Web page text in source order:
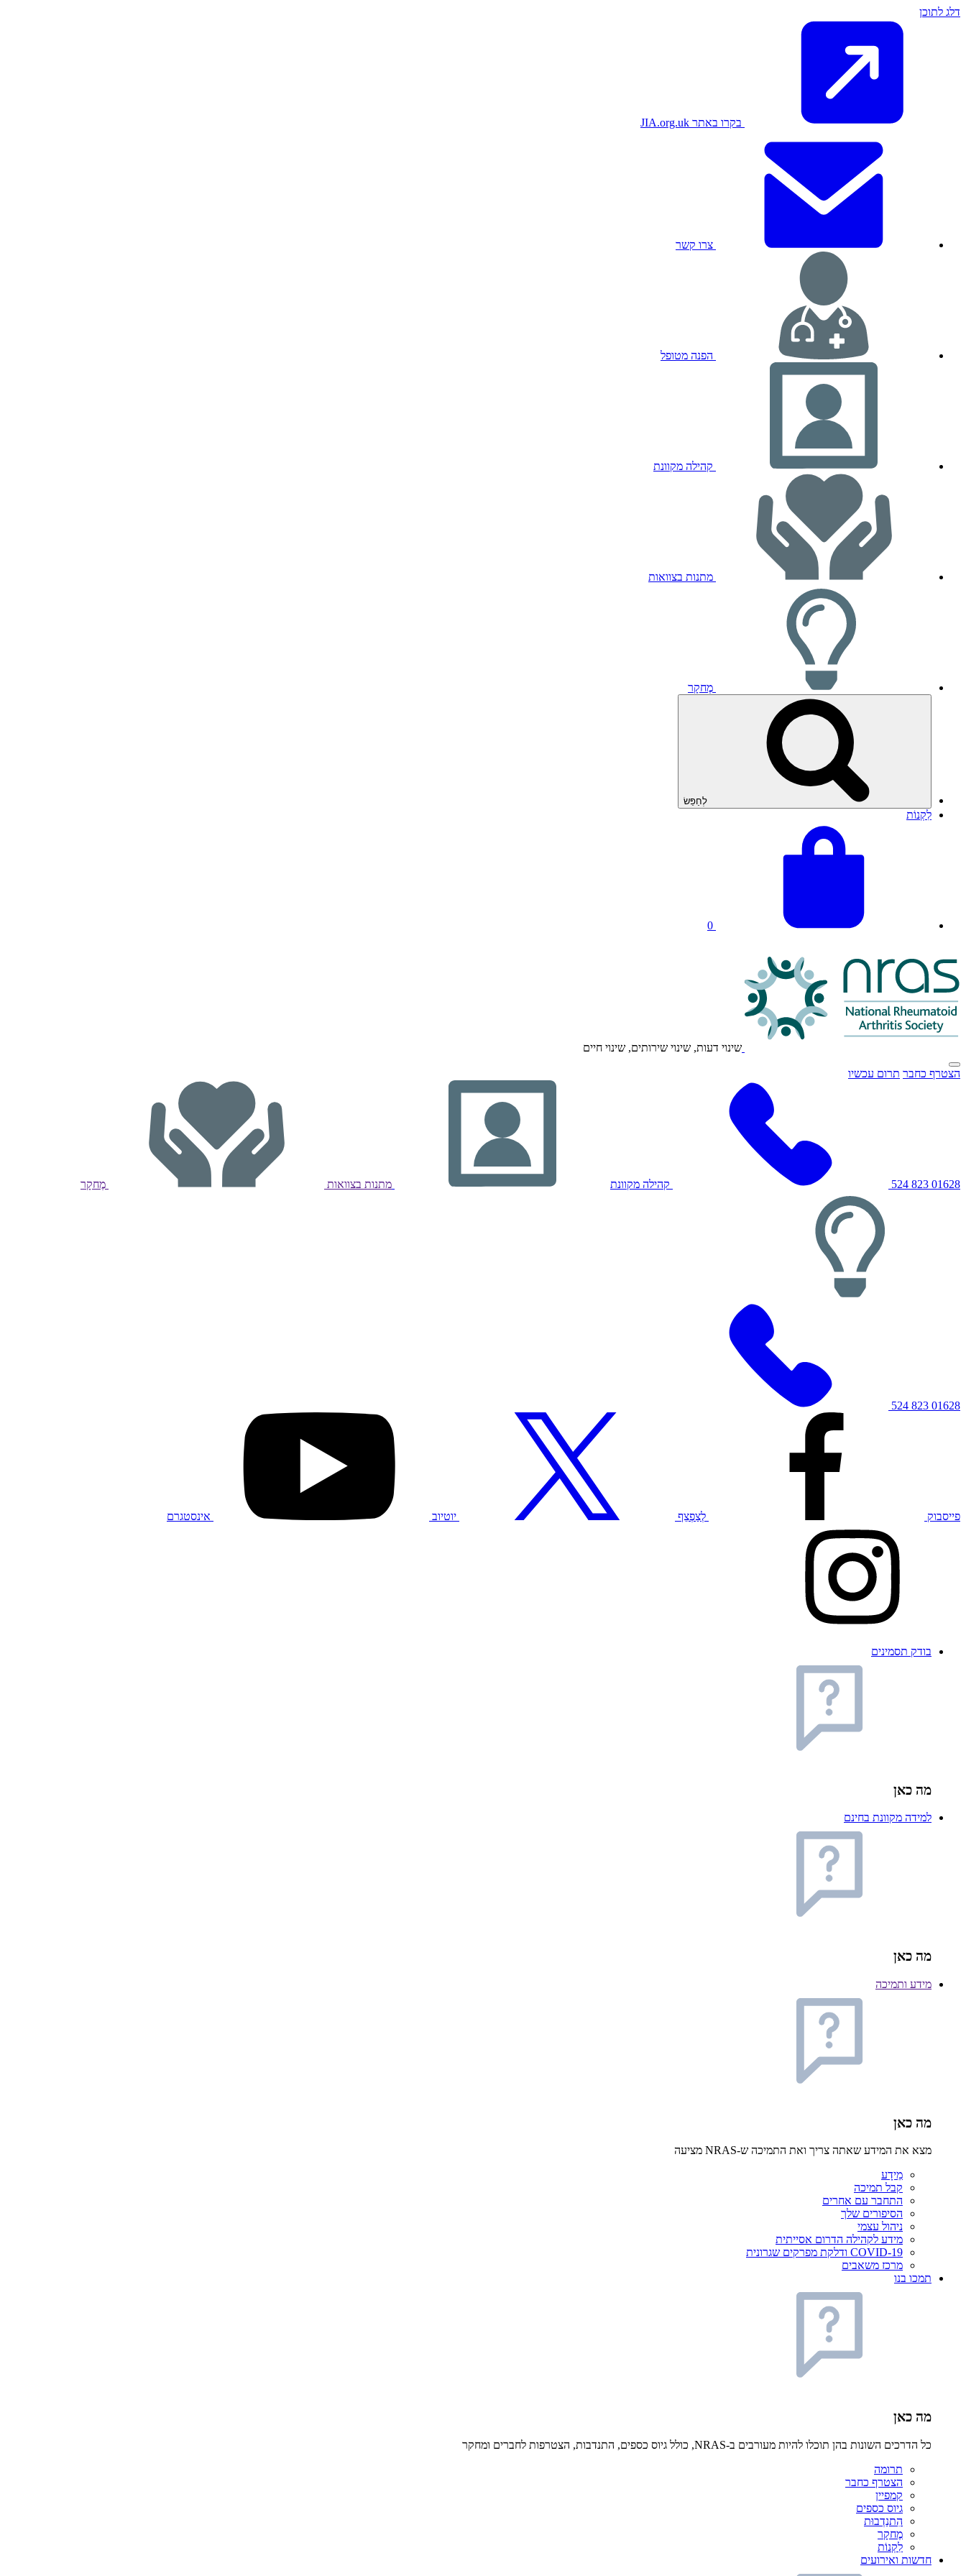
דלג לתוכן
בקרו באתר JIA.org.uk
צרו קשר
הפנה מטופל
קהילה מקוונת
מתנות בצוואות
מֶחקָר
לִקְנוֹת
0
שינוי דעות, שינוי שירותים, שינוי חיים
לחץ
כדי
הצטרף כחבר תרום עכשיו
01628 823 524 קהילה מקוונת מתנות בצוואות מֶחקָר
01628 823 524
פייסבוק לְצַפְצֵף יוטיוב אינסטגרם
בודק תסמינים
מה כאן
למידה מקוונת בחינם
מה כאן
מידע ותמיכה
מה כאן
מצא את המידע שאתה צריך ואת התמיכה ש-NRAS מציעה
מֵידָע
קבל תמיכה
התחבר עם אחרים
הסיפורים שלך
ניהול עצמי
מידע לקהילה הדרום אסייתית
COVID-19 ודלקת מפרקים שגרונית
מרכז משאבים
תמכו בנו
מה כאן
כל הדרכים השונות בהן תוכלו להיות מעורבים ב-NRAS, כולל גיוס כספים, התנדבות, הצטרפות לחברים ומחקר
תרומה
הצטרף כחבר
קמפיין
גיוס כספים
הִתנַדְבוּת
מֶחקָר
לִקְנוֹת
חדשות ואירועים